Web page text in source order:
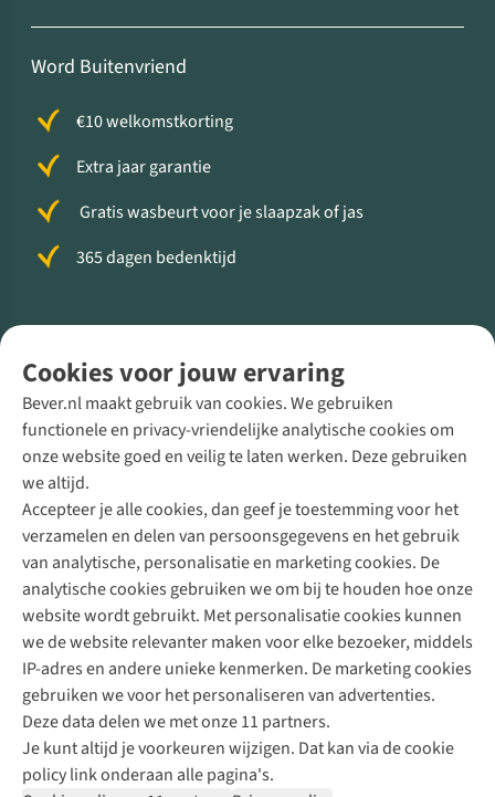
Cookies voor jouw ervaring
Bever.nl maakt gebruik van cookies. We gebruiken
functionele en privacy-vriendelijke analytische cookies om
onze website goed en veilig te laten werken. Deze gebruiken
we altijd.
Accepteer je alle cookies, dan geef je toestemming voor het
verzamelen en delen van persoonsgegevens en het gebruik
van analytische, personalisatie en marketing cookies. De
analytische cookies gebruiken we om bij te houden hoe onze
website wordt gebruikt. Met personalisatie cookies kunnen
we de website relevanter maken voor elke bezoeker, middels
IP-adres en andere unieke kenmerken. De marketing cookies
gebruiken we voor het personaliseren van advertenties.
Deze data delen we met onze 11 partners.
Je kunt altijd je voorkeuren wijzigen. Dat kan via de cookie
policy link onderaan alle pagina's.
Word Buitenvriend
€10 welkomstkorting
Extra jaar garantie
Gratis wasbeurt voor je slaapzak of jas
365 dagen bedenktijd
Direct advies van een Buitenexpert
+31 (0)85 888 50 88
+31 6 12 28 49 80
Contactformulier